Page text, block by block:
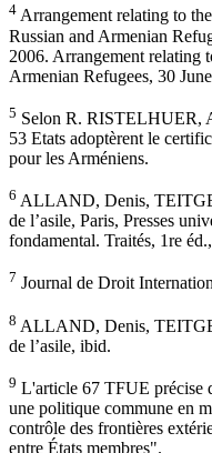
4 Arrangement relating to
Russian and Armenian
2006. Arrangement relating
Armenian Refugees, 30
5 Selon R. RISTELHUER,
53 Etats adoptèrent le
pour les Arméniens.
6 ALLAND, Denis,
de l’asile, Paris, Presses
fondamental. Traités, 1re
7 Journal de Droit
8 ALLAND, Denis,
de l’asile, ibid.
9 L'article 67 TFUE précise
une politique commune en
contrôle des frontières
entre États membres".